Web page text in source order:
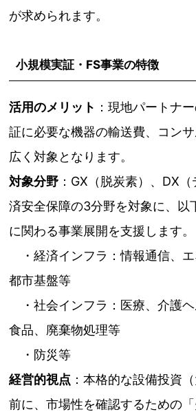
が求められます。
小規模実証・FS事業の特徴
活用のメリット ：現地パートナ
証に必要な機器の輸送費、コン
広く対象となります。
対象分野 ：GX（脱炭素）、DX
済安全保障の3分野を対象に、以
に関わる事業展開を支援します。
・経済インフラ：情報通信、エ
都市基盤等
・社会インフラ：医療、介護ヘ
食品、廃棄物処理等
・防災等
経営的視点 ：本格的な設備投資
前に、市場性を確認するための